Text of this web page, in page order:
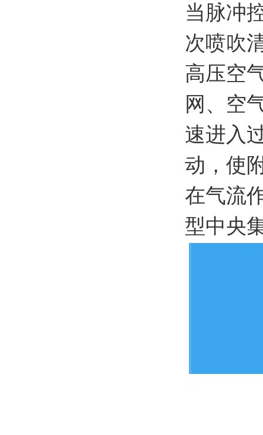
当脉冲
次喷吹
高压空
网、空
速进入
动，使
在气流
型中央